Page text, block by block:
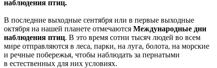
наблюдения птиц.
В последние выходные сентября или в первые выходные
октября на нашей планете отмечаются Международные дни
наблюдения птиц. В это время сотни тысяч людей во всем
мире отправляются в леса, парки, на луга, болота, на морские
и речные побережья, чтобы наблюдать за пернатыми
в естественных для них условиях.